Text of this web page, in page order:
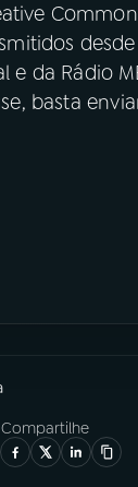
da Rádio
basta
Compartilhe